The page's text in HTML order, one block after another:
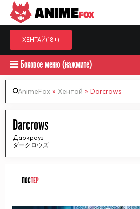
Выберите одну категорию для
ANIMEFOX
ХЕНТАЙ(18+)
Боковое меню (нажмите)
AnimeFox » Хентай » Darcrows
Darcrows
Даркроуз
ダークロウズ
ПОСТЕР